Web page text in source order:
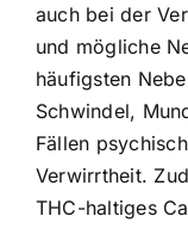
auch bei der
und mögliche
häufigsten
Schwindel,
Fällen
Verwirrtheit.
THC-haltiges